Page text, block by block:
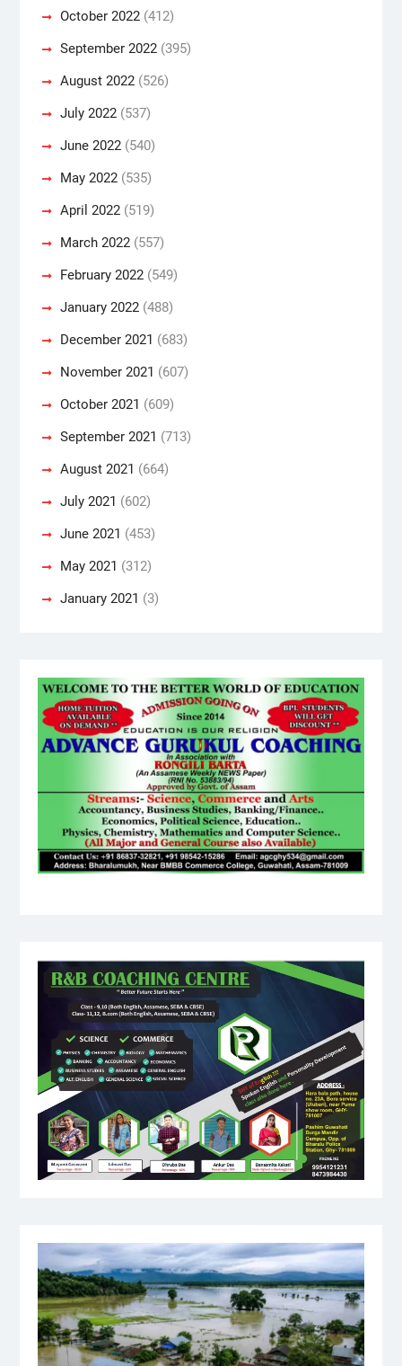
October 2022(412)
September 2022(395)
August 2022(526)
July 2022(537)
June 2022(540)
May 2022(535)
April 2022(519)
March 2022(557)
February 2022(549)
January 2022(488)
December 2021 (683)
November 2021 (607)
October 2021 (609)
September 2021 (713)
August 2021 (664)
July 2021 (602)
June 2021 (453)
May 2021 (312)
January 2021 (3)